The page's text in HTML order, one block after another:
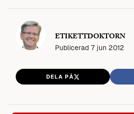
ETIKETTDOKTORN
Publicerad 7 jun 2012
DELA PÅ